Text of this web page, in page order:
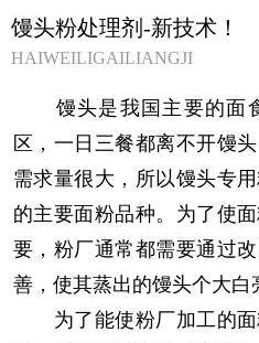
馒头粉处理剂-新技术！
HAIWEILIGAILIANGJI
馒头是我国主要的面
区，一日三餐都离不开馒
需求量很大，所以馒头专
的主要面粉品种。为了使
要，粉厂通常都需要通过
善，使其蒸出的馒头个大白
为了能使粉厂加工的面